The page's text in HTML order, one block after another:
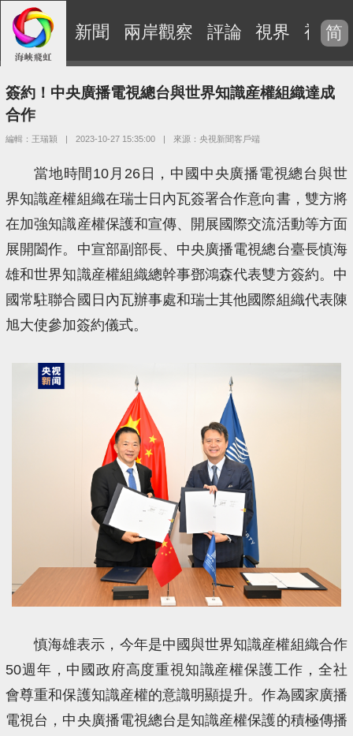
新聞 兩岸觀察 評論 視界 視頻
简
簽約！中央廣播電視總台與世界知識産權組織達成
合作
編輯：王瑞穎 | 2023-10-27 15:35:00 | 來源：央視新聞客戶端
當地時間10月26日，中國中央廣播電視總台與世
界知識産權組織在瑞士日內瓦簽署合作意向書，雙方將
在加強知識産權保護和宣傳、開展國際交流活動等方面
展開闔作。中宣部副部長、中央廣播電視總台臺長慎海
雄和世界知識産權組織總幹事鄧鴻森代表雙方簽約。中
國常駐聯合國日內瓦辦事處和瑞士其他國際組織代表陳
旭大使參加簽約儀式。
慎海雄表示，今年是中國與世界知識産權組織合作
50週年，中國政府高度重視知識産權保護工作，全社
會尊重和保護知識産權的意識明顯提升。作為國家廣播
電視台，中央廣播電視總台是知識産權保護的積極傳播